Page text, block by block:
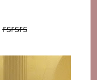
rsrsrs